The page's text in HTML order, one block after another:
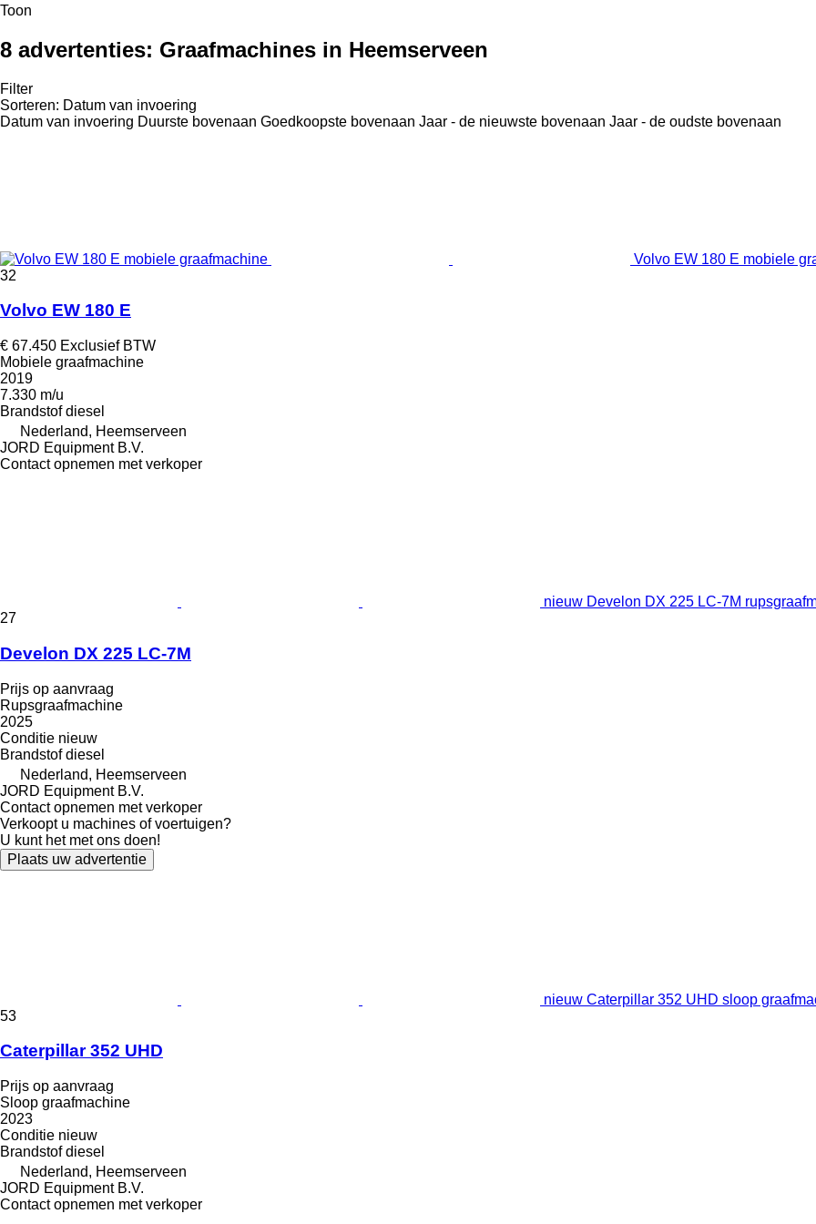
Toon
8 advertenties: Graafmachines in Heemserveen
Filter
Sorteren: Datum van invoering
Datum van invoering Duurste bovenaan Goedkoopste bovenaan Jaar - de nieuwste bovenaan Jaar - de oudste bovenaan
Volvo EW 180 E mobiele
32
Volvo EW 180 E
€ 67.450 Exclusief BTW
Mobiele graafmachine
2019
7.330 m/u
Brandstof diesel
Nederland, Heemserveen
JORD Equipment B.V.
Contact opnemen met verkoper
nieuw Develon DX 225 LC-7M
27
Develon DX 225 LC-7M
Prijs op aanvraag
Rupsgraafmachine
2025
Conditie nieuw
Brandstof diesel
Nederland, Heemserveen
JORD Equipment B.V.
Contact opnemen met verkoper
Verkoopt u machines of voertuigen?
U kunt het met ons doen!
Plaats uw advertentie
nieuw Caterpillar 352 UHD sloop
53
Caterpillar 352 UHD
Prijs op aanvraag
Sloop graafmachine
2023
Conditie nieuw
Brandstof diesel
Nederland, Heemserveen
JORD Equipment B.V.
Contact opnemen met verkoper